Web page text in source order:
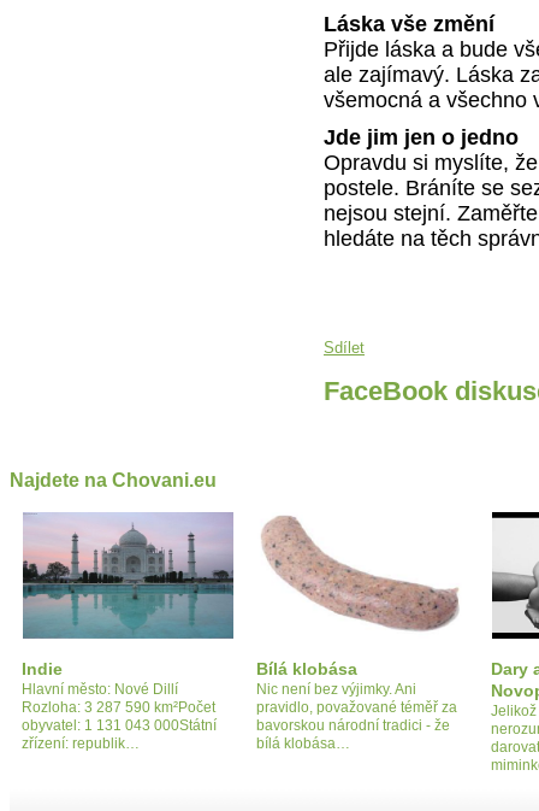
Láska vše změní
Přijde láska a bude
ale zajímavý. Láska
všemocná a všechno
Jde jim jen o jedno
Opravdu si myslíte,
postele. Bráníte se
nejsou stejní.
hledáte na těch
Sdílet
FaceBook
Najdete na Chovani.eu
Indie
Hlavní město: Nové Dillí
Rozloha: 3 287 590 km²Počet
obyvatel: 1 131 043 000Státní
zřízení: republik…
Bílá klobása
Nic není bez výjimky. Ani
pravidlo, považované téměř za
bavorskou národní tradici - že
bílá klobása…
Dary